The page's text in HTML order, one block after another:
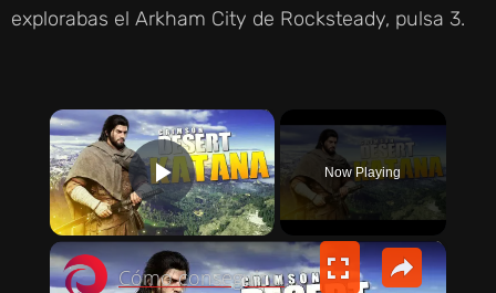
explorabas el Arkham City de Rocksteady, pulsa 3.
×
PLAY VIDEO
Now Playing
×
Cómo conseguir una KATANA en Crimson Desert | Espada Hwando